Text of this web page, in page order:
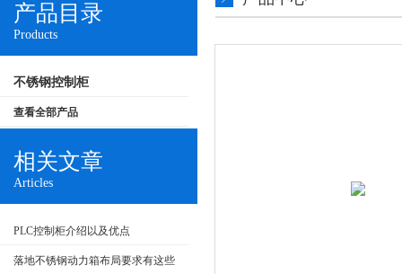
产品目录
Products
不锈钢控制柜
查看全部产品
相关文章
Articles
PLC控制柜介绍以及优点
落地不锈钢动力箱布局要求有这些